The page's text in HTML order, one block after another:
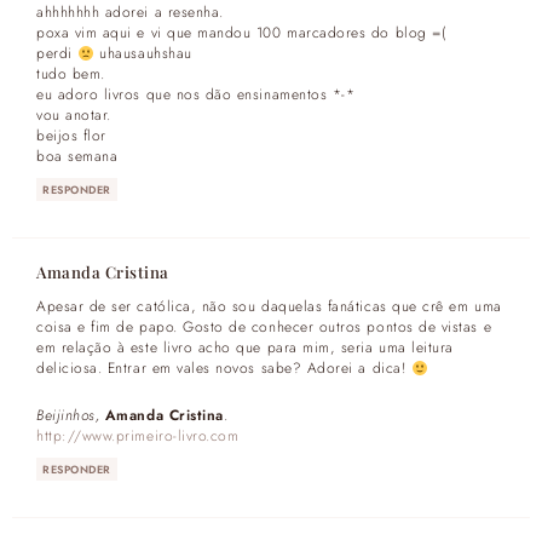
ahhhhhhh adorei a resenha.
poxa vim aqui e vi que mandou 100 marcadores do blog =(
perdi
uhausauhshau
tudo bem.
eu adoro livros que nos dão ensinamentos *-*
vou anotar.
beijos flor
boa semana
RESPONDER
Amanda Cristina
Apesar de ser católica, não sou daquelas fanáticas que crê em uma
coisa e fim de papo. Gosto de conhecer outros pontos de vistas e
em relação à este livro acho que para mim, seria uma leitura
deliciosa. Entrar em vales novos sabe? Adorei a dica!
Beijinhos, Amanda Cristina.
http://www.primeiro-livro.com
RESPONDER